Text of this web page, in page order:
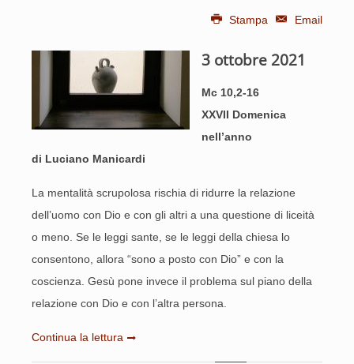
Stampa Email
3 ottobre 2021
Mc 10,2-16
XXVII Domenica
nell’anno
di Luciano Manicardi
La mentalità scrupolosa rischia di ridurre la relazione
dell’uomo con Dio e con gli altri a una questione di liceità
o meno. Se le leggi sante, se le leggi della chiesa lo
consentono, allora “sono a posto con Dio” e con la
coscienza. Gesù pone invece il problema sul piano della
relazione con Dio e con l’altra persona.
Continua la lettura